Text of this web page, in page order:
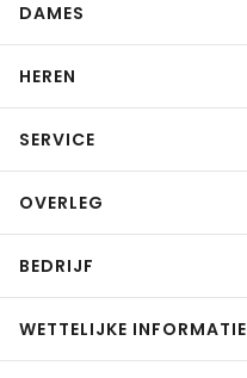
DAMES
HEREN
SERVICE
OVERLEG
BEDRIJF
WETTELIJKE INFORMATIE